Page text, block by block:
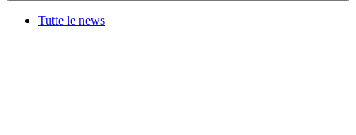
Tutte le news